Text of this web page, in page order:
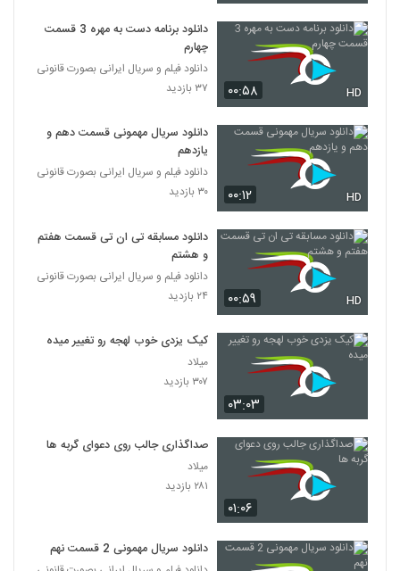
۰۰:۵۸ HD
دانلود برنامه دست به مهره 3 قسمت
چهارم
دانلود فیلم و سریال ایرانی بصورت قانونی
۳۷ بازدید
۰۰:۱۲ HD
دانلود سریال مهمونی قسمت دهم و
یازدهم
دانلود فیلم و سریال ایرانی بصورت قانونی
۳۰ بازدید
۰۰:۵۹ HD
دانلود مسابقه تی ان تی قسمت هفتم
و هشتم
دانلود فیلم و سریال ایرانی بصورت قانونی
۲۴ بازدید
۰۳:۰۳
کیک یزدی خوب لهجه رو تغییر میده
میلاد
۳۰۷ بازدید
۰۱:۰۶
صداگذاری جالب روی دعوای گربه ها
میلاد
۲۸۱ بازدید
دانلود سریال مهمونی 2 قسمت نهم